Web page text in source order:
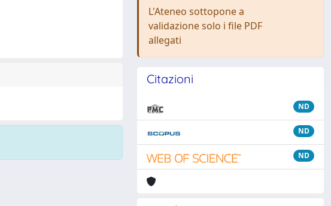
L'Ateneo sottopone a
validazione solo i file PDF
allegati
Citazioni
ND
ND
ND